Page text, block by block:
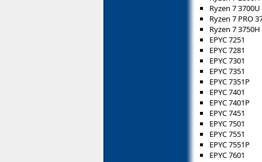
Ryzen 7 3700U
Ryzen 7 PRO
Ryzen 7 3750H
EPYC 7251
EPYC 7281
EPYC 7301
EPYC 7351
EPYC 7351P
EPYC 7401
EPYC 7401P
EPYC 7451
EPYC 7501
EPYC 7551
EPYC 7551P
EPYC 7601